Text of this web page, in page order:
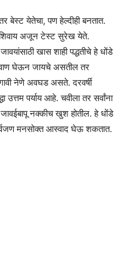
बेस्ट येतेचा, पण हेल्दीही बनतात.
शिवाय अजून टेस्ट सुरेख येते.
खास शाही पद्धतीचे हे धोंडे
वाण घेऊन जायचे असतील तर
नेणे अवघड असते. दरवर्षी
उत्तम पर्याय आहे. चवीला तर सर्वांना
नक्कीच खुश होतील. हे धोंडे
मनसोक्त आस्वाद घेऊ शकतात.